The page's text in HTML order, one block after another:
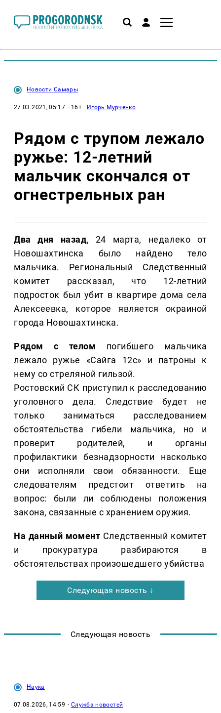
Новости Самары
27.03.2021, 05:17 · 16+ · Игорь Мурченко
Рядом с трупом лежало
ружье: 12-летний
мальчик скончался от
огнестрельных ран
Два дня назад, 24 марта, недалеко от
Новошахтинска было найдено тело
мальчика. Региональный Следственный
комитет рассказал, что 12-летний
подросток был убит в квартире дома села
Алексеевка, которое является окраиной
города Новошахтинска.
Рядом с телом погибшего мальчика
лежало ружье «Сайга 12с» и патроны к
нему со стреляной гильзой.
Ростовский СК приступил к расследованию
уголовного дела. Следствие будет не
только заниматься расследованием
обстоятельства гибели мальчика, но и
проверит родителей, и органы
профилактики безнадзорности насколько
они исполняли свои обязанности. Еще
следователям предстоит ответить на
вопрос: были ли соблюдены положения
закона, связанные с хранением оружия.
На данный момент Следственный комитет
и прокуратура разбираются в
обстоятельствах произошедшего убийства
Следующая новость ↓
Следующая новость
Наука
07.08.2026, 14:59 · Служба новостей